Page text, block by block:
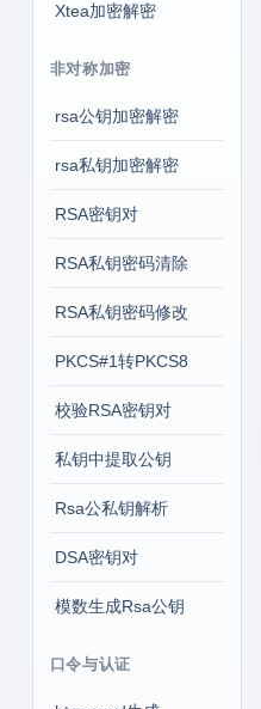
Xtea加密解密
非对称加密
rsa公钥加密解密
rsa私钥加密解密
RSA密钥对
RSA私钥密码清除
RSA私钥密码修改
PKCS#1转PKCS8
校验RSA密钥对
私钥中提取公钥
Rsa公私钥解析
DSA密钥对
模数生成Rsa公钥
口令与认证